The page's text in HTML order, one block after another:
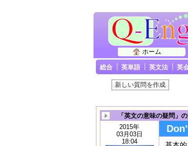
ホーム
総合 英単語 英文法 英
「英文の意味の疑問」
2015年
03月03日
18:04